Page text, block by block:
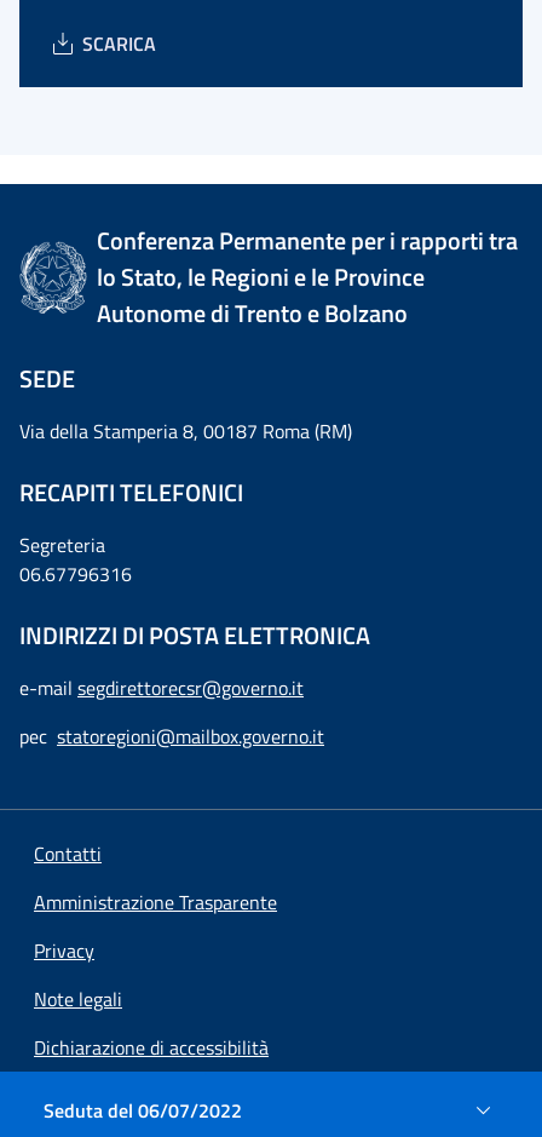
Seduta del 06/07/2022
SCARICA
Conferenza Permanente per i rapporti tra
lo Stato, le Regioni e le Province
Autonome di Trento e Bolzano
SEDE
Via della Stamperia 8, 00187 Roma (RM)
RECAPITI TELEFONICI
Segreteria
06.67796316
INDIRIZZI DI POSTA ELETTRONICA
e-mail segdirettorecsr@governo.it
pec statoregioni@mailbox.governo.it
Contatti
Amministrazione Trasparente
Privacy
Note legali
Dichiarazione di accessibilità
Preferenze cookie